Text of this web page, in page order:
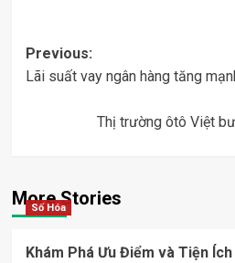
Post
navigation
Previous:
Lãi suất vay ngân hàng tăng
Thị trường ôtô Việt
More Stories
Số Hóa
Khám Phá Ưu Điểm và Tiện